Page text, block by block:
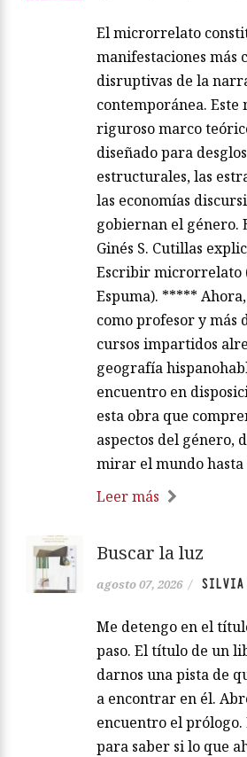
El microrrelato
manifestaciones más
disruptivas de la
contemporánea.
riguroso marco
diseñado para
estructurales, las
las economías
gobiernan el género.
Ginés S. Cutillas
Escribir microrrelato
Espuma). *****
como profesor y más
cursos impartidos
geografía
encuentro en
esta obra que
aspectos del género,
mirar el mundo
Leer más
Buscar la luz
agosto 07, 2026 / SILVIA
Me detengo en el
paso. El título de un
darnos una pista de
a encontrar en él.
encuentro el
para saber si lo que